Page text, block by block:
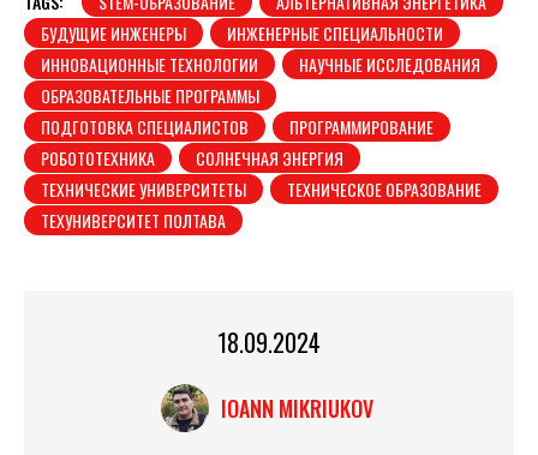
БУДУЩИЕ ИНЖЕНЕРЫ
ИНЖЕНЕРНЫЕ СПЕЦИАЛЬНОСТИ
ИННОВАЦИОННЫЕ ТЕХНОЛОГИИ
НАУЧНЫЕ ИССЛЕДОВАНИЯ
ОБРАЗОВАТЕЛЬНЫЕ ПРОГРАММЫ
ПОДГОТОВКА СПЕЦИАЛИСТОВ
ПРОГРАММИРОВАНИЕ
РОБОТОТЕХНИКА
СОЛНЕЧНАЯ ЭНЕРГИЯ
ТЕХНИЧЕСКИЕ УНИВЕРСИТЕТЫ
ТЕХНИЧЕСКОЕ ОБРАЗОВАНИЕ
ТЕХУНИВЕРСИТЕТ ПОЛТАВА
18.09.2024
IOANN MIKRIUKOV